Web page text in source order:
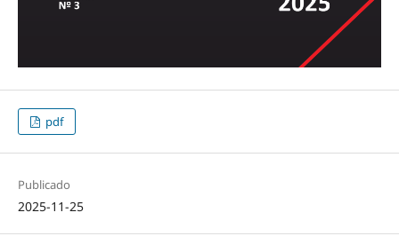
pdf
Publicado
2025-11-25